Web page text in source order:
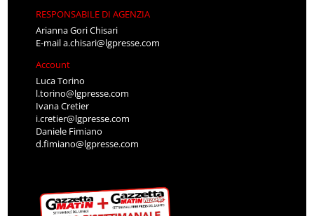
RESPONSABILE DI AGENZIA
Arianna Gori Chisari
E-maila.chisari@lgpresse.com
Account
Luca Torino
l.torino@lgpresse.com
Ivana Cretier
i.cretier@lgpresse.com
Daniele Fimiano
d.fimiano@lgpresse.com